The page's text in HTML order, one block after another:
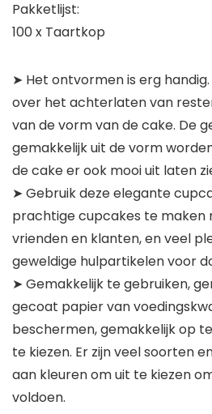
Pakketlijst:
100 x Taartkop
➤ Het ontvormen is erg
over het achterlaten van
van de vorm van de cake. De
gemakkelijk uit de vorm
de cake er ook mooi uit laten
➤ Gebruik deze elegante
prachtige cupcakes te maken
vrienden en klanten, en veel
geweldige hulpartikelen voor
➤ Gemakkelijk te gebruiken,
gecoat papier van
beschermen, gemakkelijk op
te kiezen. Er zijn veel soorten
aan kleuren om uit te kiezen
voldoen.